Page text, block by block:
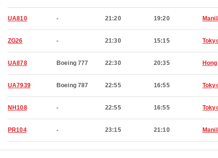
UA810 - 21:20 19:20
ZG26 - 21:30 15:15
UA878 Boeing 777 22:30 20:35
UA7939 Boeing 787 22:55 16:55
NH108 - 22:55 16:55
PR104 - 23:15 21:10